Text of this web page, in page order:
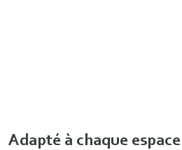
Adapté à chaque espace